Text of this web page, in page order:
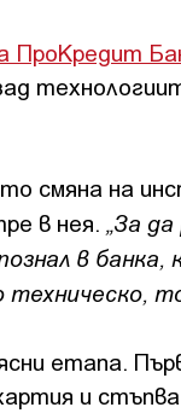
ПроКредит
смяна на
в нея. „За
в
етапа.
и